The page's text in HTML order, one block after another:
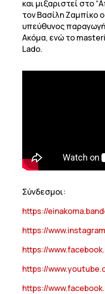
και μιξαριστεί στο
τον Βασίλη Ζαμπίκο ο
υπεύθυνος
Ακόμα, ενώ το
Lado.
Σύνδεσμοι:
https://
https://
https://
https://
https://